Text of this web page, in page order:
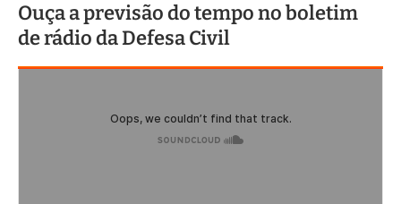
Ouça a previsão do tempo no boletim
de rádio da Defesa Civil